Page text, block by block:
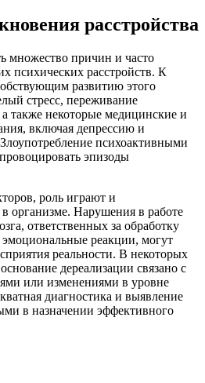
расстройства
множество причин и часто
психических расстройств. К
развитию этого
стресс, переживание
также некоторые медицинские и
включая депрессию и
психоактивными
эпизоды
роль играют и
организме. Нарушения в работе
ответственных за обработку
реакции, могут
реальности. В некоторых
дереализации связано с
или изменениями в уровне
диагностика и выявление
в назначении эффективного